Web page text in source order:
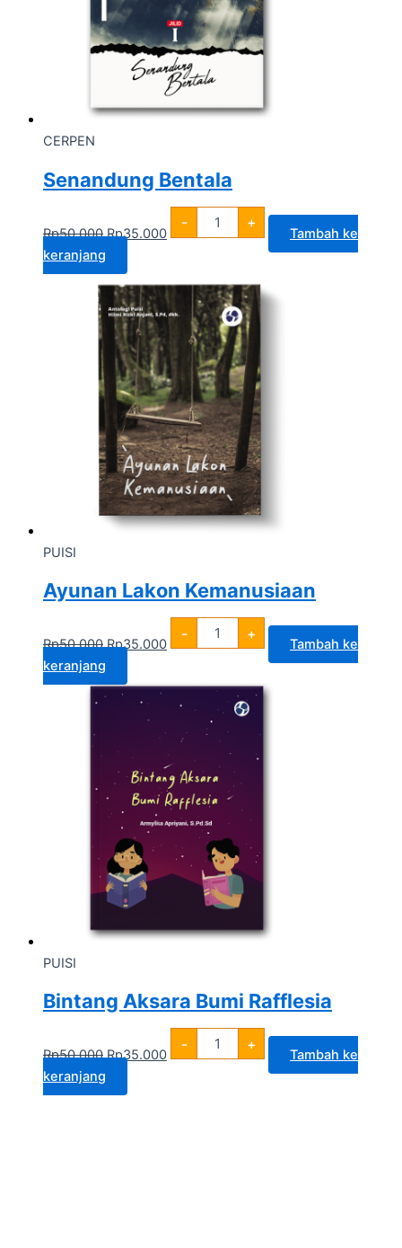
CERPEN
Senandung Bentala
Rp50.000 Rp35.000
- +
Tambah ke
keranjang
PUISI
Ayunan Lakon Kemanusiaan
Rp50.000 Rp35.000
- +
Tambah ke
keranjang
PUISI
Bintang Aksara Bumi Rafflesia
Rp50.000 Rp35.000
- +
Tambah ke
keranjang